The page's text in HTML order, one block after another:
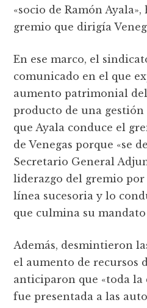
«socio de Ramón
gremio que dirigía
En ese marco, el
comunicado en el que
aumento patrimonial
producto de una gestión
que Ayala conduce el
de Venegas porque «se
Secretario General
liderazgo del gremio
línea sucesoria y lo
que culmina su mandato
Además, desmintieron
el aumento de recursos
anticiparon que «toda
fue presentada a las